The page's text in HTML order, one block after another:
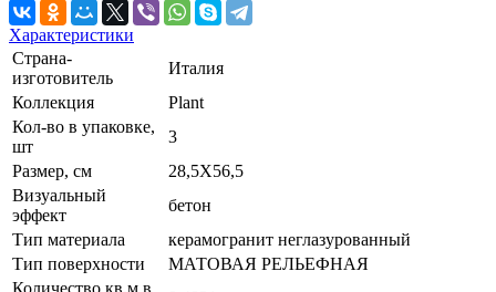
Характеристики
Страна-
изготовитель
Италия
Коллекция
Plant
Кол-во в упаковке,
шт
3
Размер, см
28,5X56,5
Визуальный
эффект
бетон
Тип материала
керамогранит неглазурованный
Тип поверхности
МАТОВАЯ РЕЛЬЕФНАЯ